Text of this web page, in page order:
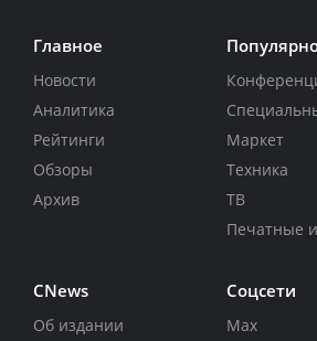
Главное
Новости
Аналитика
Рейтинги
Обзоры
Архив
Маркет
Техника
ТВ
Печатные
CNews
Об издании
Соцсети
Max